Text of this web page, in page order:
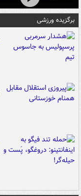
برگزیده ورزشی